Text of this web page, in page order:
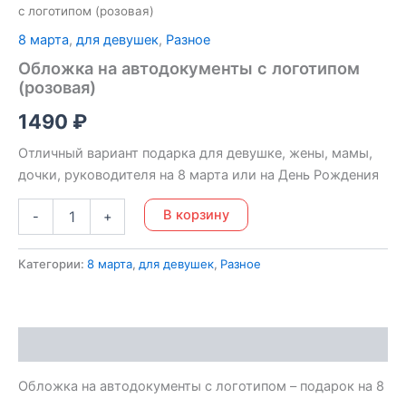
с логотипом (розовая)
8 марта, для девушек, Разное
Обложка на автодокументы с логотипом
(розовая)
1490 ₽
Отличный вариант подарка для девушке, жены, мамы,
дочки, руководителя на 8 марта или на День Рождения
- + В корзину
Категории: 8 марта, для девушек, Разное
Обложка на автодокументы с логотипом – подарок на 8